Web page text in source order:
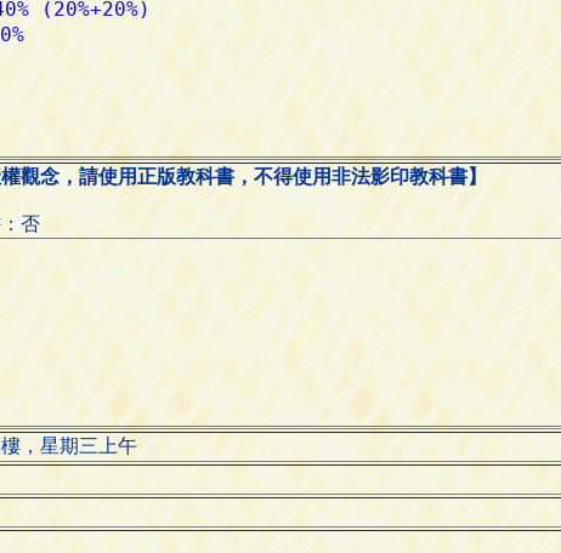
觀念，請使用正版教科書，不得使用非法影印教科書】
否
，星期三上午